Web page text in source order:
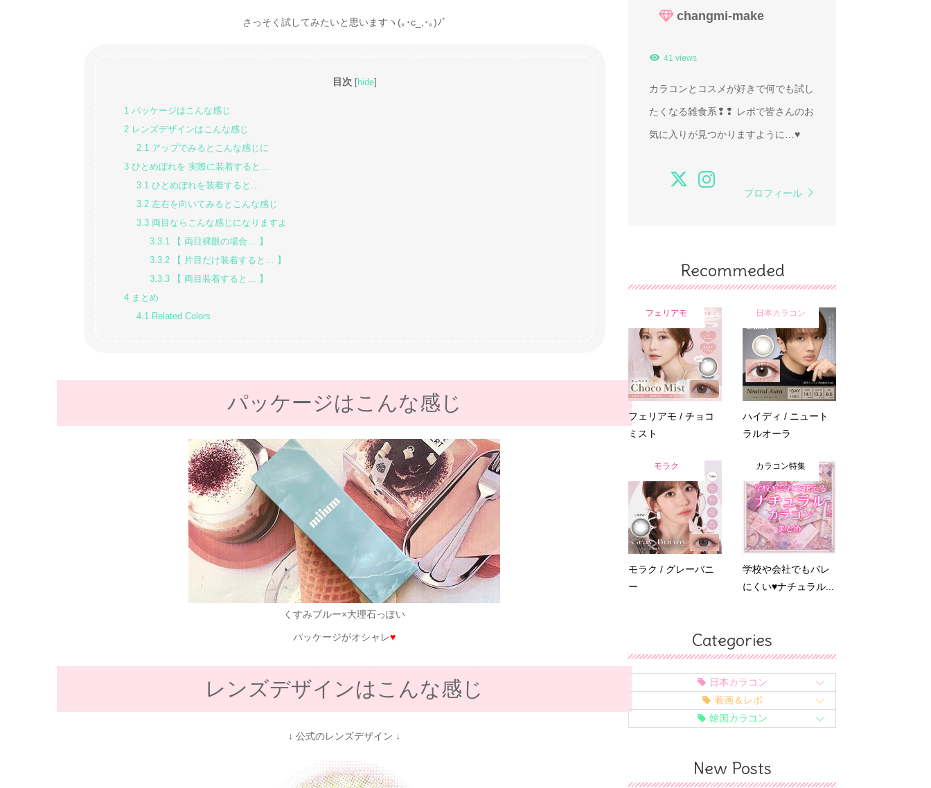
さっそく試してみたいと思いますヽ(｡･c_,･｡)ﾉﾞ
目次 [hide]
1パッケージはこんな感じ
2レンズデザインはこんな感じ
2.1 アップでみるとこんな感じに
3ひとめぼれを 実際に装着すると…
3.1 ひとめぼれを装着すると…
3.2 左右を向いてみるとこんな感じ
3.3 両目ならこんな感じになりますよ
3.3.1 【 両目裸眼の場合… 】
3.3.2 【 片目だけ装着すると… 】
3.3.3 【 両目装着すると… 】
4まとめ
4.1 Related Colors
パッケージはこんな感じ
くすみブルー×大理石っぽい
パッケージがオシャレ♥
レンズデザインはこんな感じ
↓ 公式のレンズデザイン ↓
changmi-make
41 views
カラコンとコスメが好きで何でも試し
たくなる雑食系❢❢ レポで皆さんのお
気に入りが見つかりますように…♥
プロフィール
Recommeded
フェリアモ
フェリアモ / チョコ
ミスト
日本カラコン
ハイディ / ニュート
ラルオーラ
モラク
モラク / グレーバニ
ー
カラコン特集
学校や会社でもバレ
にくい♥ナチュラル...
Categories
日本カラコン
着画＆レポ
韓国カラコン
New Posts